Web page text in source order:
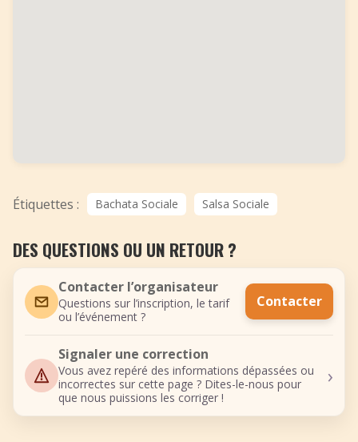
Étiquettes : Bachata Sociale Salsa Sociale
DES QUESTIONS OU UN RETOUR ?
Contacter l’organisateur
Questions sur l’inscription, le tarif
ou l’événement ?
Contacter
Signaler une correction
Vous avez repéré des informations dépassées ou
incorrectes sur cette page ? Dites-le-nous pour
que nous puissions les corriger !
›